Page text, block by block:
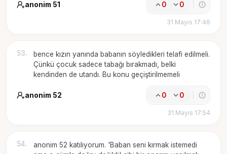
anonim 51 0 0
31 Mayıs 17:46
53.
bence kızın yanında babanın söyledikleri telafi edilmeli.
Çünkü çocuk sadece tabağı bırakmadı, belki
kendinden de utandı. Bu konu geçiştirilmemeli
anonim 52 0 0
31 Mayıs 17:54
54.
anonim 52 katılıyorum. 'Baban seni kırmak istemedi